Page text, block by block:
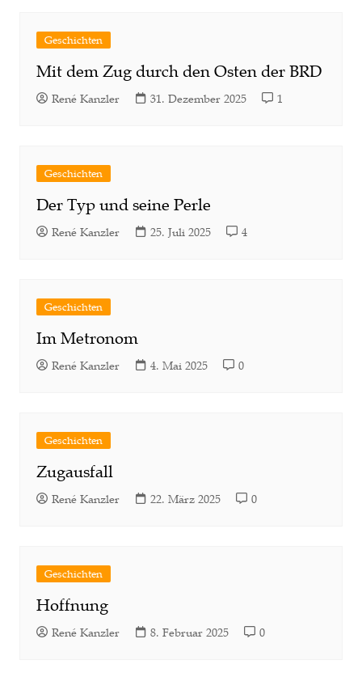
Geschichten
Mit dem Zug durch den Osten der BRD
René Kanzler 31. Dezember 2025 1
Geschichten
Der Typ und seine Perle
René Kanzler 25. Juli 2025 4
Geschichten
Im Metronom
René Kanzler 4. Mai 2025 0
Geschichten
Zugausfall
René Kanzler 22. März 2025 0
Geschichten
Hoffnung
René Kanzler 8. Februar 2025 0